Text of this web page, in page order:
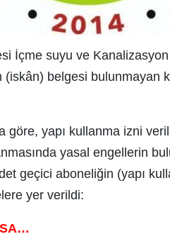
İçme suyu ve
belgesi bulunmayan
göre, yapı kullanma izni
yasal engellerin
geçici aboneliğin (yapı
yer verildi: